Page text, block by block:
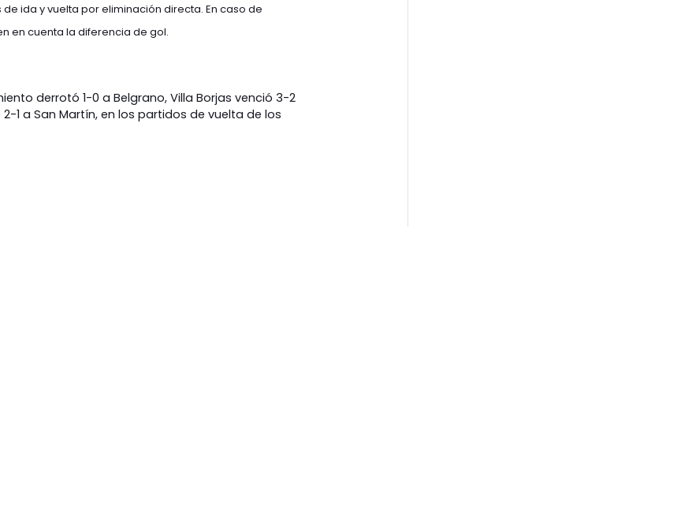
ida y vuelta por eliminación directa. En caso de
en cuenta la diferencia de gol.
derrotó 1-0 a Belgrano, Villa Borjas venció 3-2
1 a San Martín, en los partidos de vuelta de los